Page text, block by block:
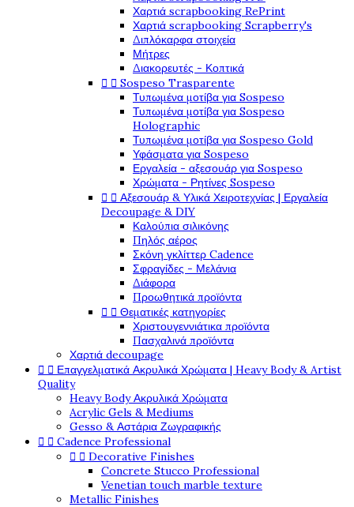
Χαρτιά scrapbooking RePrint
Χαρτιά scrapbooking Scrapberry's
Διπλόκαρφα στοιχεία
Μήτρες
Διακορευτές - Κοπτικά
  Sospeso Trasparente
Τυπωμένα μοτίβα για Sospeso
Τυπωμένα μοτίβα για Sospeso
Holographic
Τυπωμένα μοτίβα για Sospeso Gold
Υφάσματα για Sospeso
Εργαλεία - αξεσουάρ για Sospeso
Χρώματα - Ρητίνες Sospeso
  Αξεσουάρ & Υλικά Χειροτεχνίας | Εργαλεία
Decoupage & DIY
Καλούπια σιλικόνης
Πηλός αέρος
Σκόνη γκλίττερ Cadence
Σφραγίδες - Μελάνια
Διάφορα
Προωθητικά προϊόντα
  Θεματικές κατηγορίες
Χριστουγεννιάτικα προϊόντα
Πασχαλινά προϊόντα
Χαρτιά decoupage
  Επαγγελματικά Ακρυλικά Χρώματα | Heavy Body & Artist
Quality
Heavy Body Ακρυλικά Χρώματα
Acrylic Gels & Mediums
Gesso & Αστάρια Ζωγραφικής
  Cadence Professional
  Decorative Finishes
Concrete Stucco Professional
Venetian touch marble texture
Metallic Finishes